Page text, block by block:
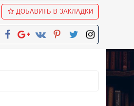
ДОБАВИТЬ В ЗАКЛАДКИ